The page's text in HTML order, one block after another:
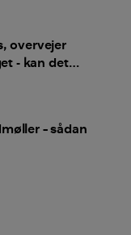
overvejer
- kan det
– sådan